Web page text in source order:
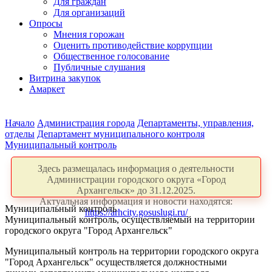
Для организаций
Опросы
Мнения горожан
Оценить противодействие коррупции
Общественное голосование
Публичные слушания
Витрина закупок
Амаркет
Начало Администрация города Департаменты, управления,
отделы Департамент муниципального контроля
Муниципальный контроль
Здесь размещалась информация о деятельности
Администрации городского округа «Город
Архангельск» до 31.12.2025.
Актуальная информация и новости находятся:
https://arhcity.gosuslugi.ru/
Муниципальный контроль
Муниципальный контроль, осуществляемый на территории
городского округа "Город Архангельск"
Муниципальный контроль на территории городского округа
"Город Архангельск" осуществляется должностными